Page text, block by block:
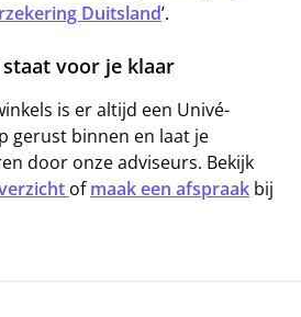
Duitsland’.
voor je klaar
is er altijd een Univé-
gerust binnen en laat je
door onze adviseurs. Bekijk
ofmaak een afspraak bij